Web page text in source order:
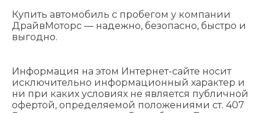
Купить автомобиль с пробегом у компании
ДрайвМоторс — надежно, безопасно, быстро и
выгодно.
Информация на этом Интернет-сайте носит
исключительно информационный характер и
ни при каких условиях не является публичной
офертой, определяемой положениями cт. 407